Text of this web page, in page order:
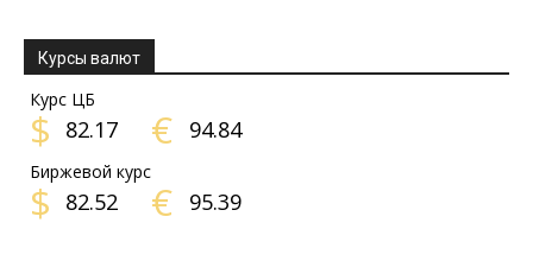
Курсы валют
Курс ЦБ
$ 82.17 € 94.84
Биржевой курс
$ 82.52 € 95.39